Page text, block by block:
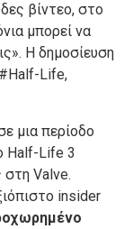
βίντεο, στο
μπορεί να
Η δημοσίευση
Life,
μια περίοδο
Half-Life 3
στη Valve.
insider